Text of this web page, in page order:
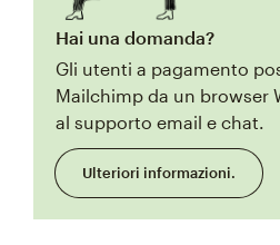
Hai una domanda?
Gli utenti a pagamento
Mailchimp da un browser
al supporto email e chat.
Ulteriori informazioni.